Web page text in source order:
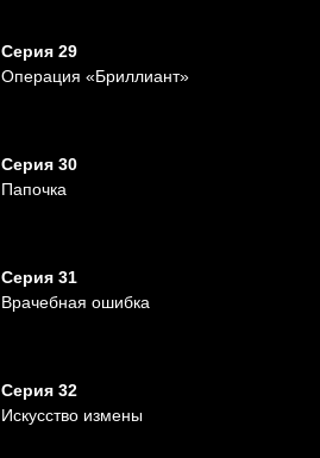
Серия 29
Операция «Бриллиант»
Серия 30
Папочка
Серия 31
Врачебная ошибка
Серия 32
Искусство измены